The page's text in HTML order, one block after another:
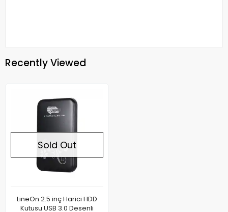
Recently Viewed
Sold Out
LineOn 2.5 inç Harici HDD
Kutusu USB 3.0 Desenli